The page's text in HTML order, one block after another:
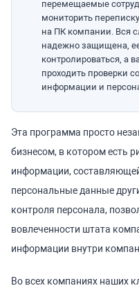
перемещаемые
мониторить
на ПК компании. Вся
надежно защищена,
контролироваться, а
проходить проверки
информации и
Эта программа просто
бизнесом, в котором есть
информации,
персональные данные
контроля персонала,
вовлеченности штата
информации внутри
Во всех компаниях наших